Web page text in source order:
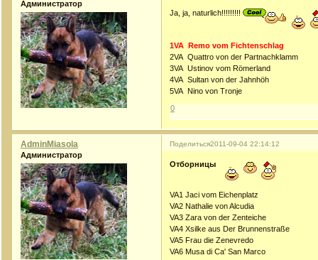
Администратор
Ja, ja, naturlich!!!!!!!!!
1VA Remo vom Fichtenschlag
2VA Quattro von der Partnachklamm
3VA Ustinov vom Römerland
4VA Sultan von der Jahnhöh
5VA Nino von Tronje
0
Поделиться2011-09-04 22:14:12
AdminMiasola
Администратор
Отборницы
VA1 Jaci vom Eichenplatz
VA2 Nathalie von Alcudia
VA3 Zara von der Zenteiche
VA4 Xsilke aus Der Brunnenstraße
VA5 Frau die Zenevredo
VA6 Musa di Ca' San Marco